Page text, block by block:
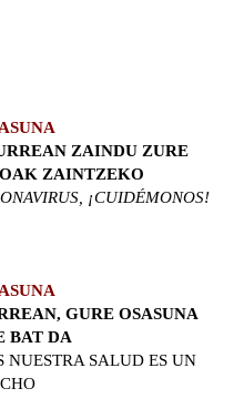
ZAINDU ZURE
ZAINTZEKO
¡CUIDÉMONOS!
GURE OSASUNA
BAT DA
NUESTRA SALUD ES UN